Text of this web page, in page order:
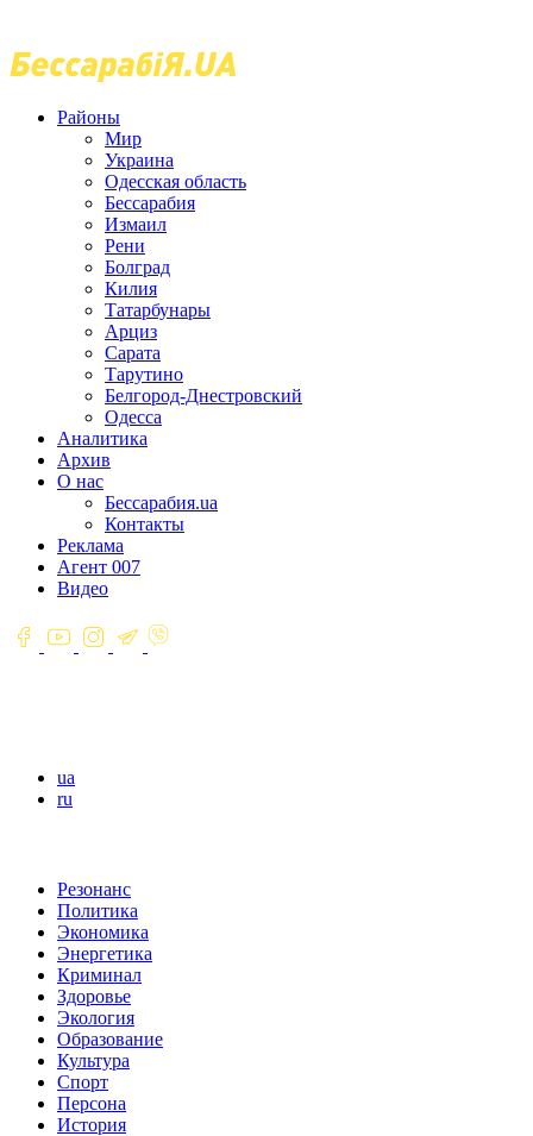
Районы
Мир
Украина
Одесская область
Бессарабия
Измаил
Рени
Болград
Килия
Татарбунары
Арциз
Сарата
Тарутино
Белгород-Днестровский
Одесса
Аналитика
Архив
О нас
Бессарабия.ua
Контакты
Реклама
Агент 007
Видео
ua
ru
Резонанс
Политика
Экономика
Энергетика
Криминал
Здоровье
Экология
Образование
Культура
Спорт
Персона
История